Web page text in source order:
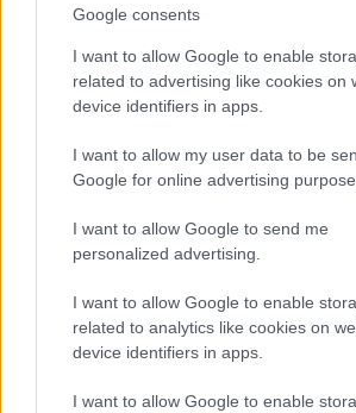
Google consents
I want to allow Google to enable
related to advertising like cookies on
device identifiers in apps.
I want to allow my user data to be
Google for online advertising
I want to allow Google to send me
personalized advertising.
I want to allow Google to enable
related to analytics like cookies on
device identifiers in apps.
I want to allow Google to enable
Sponsor responsabili:
attivazioni coerenti
servono criteri di due diligence
partnership che escluda pratiche
gli obiettivi ambientali. Le
esperienze a basso impatto,
station, refill point) e
riutilizzabile o realmente
prevedono obiettivi ambientali
congiunti. La coerenza tra